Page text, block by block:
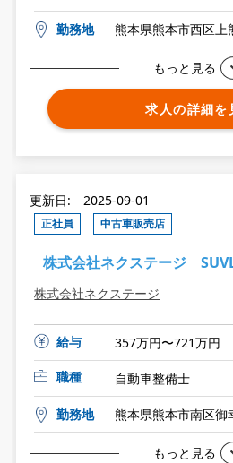
勤務地 熊本県熊本市西区上
もっと見る
求人の詳細を
更新日: 2025-09-01
正社員 中古車販売店
株式会社ネクステージ
株式会社ネクステージ
給与
357万円〜721万円
職種
自動車整備士
勤務地 熊本県熊本市南区
もっと見る